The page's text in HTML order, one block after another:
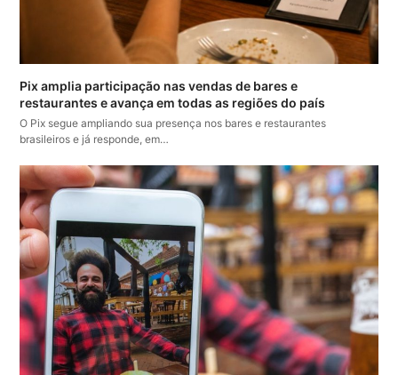
Pix amplia participação nas vendas de bares e
restaurantes e avança em todas as regiões do país
O Pix segue ampliando sua presença nos bares e restaurantes
brasileiros e já responde, em…